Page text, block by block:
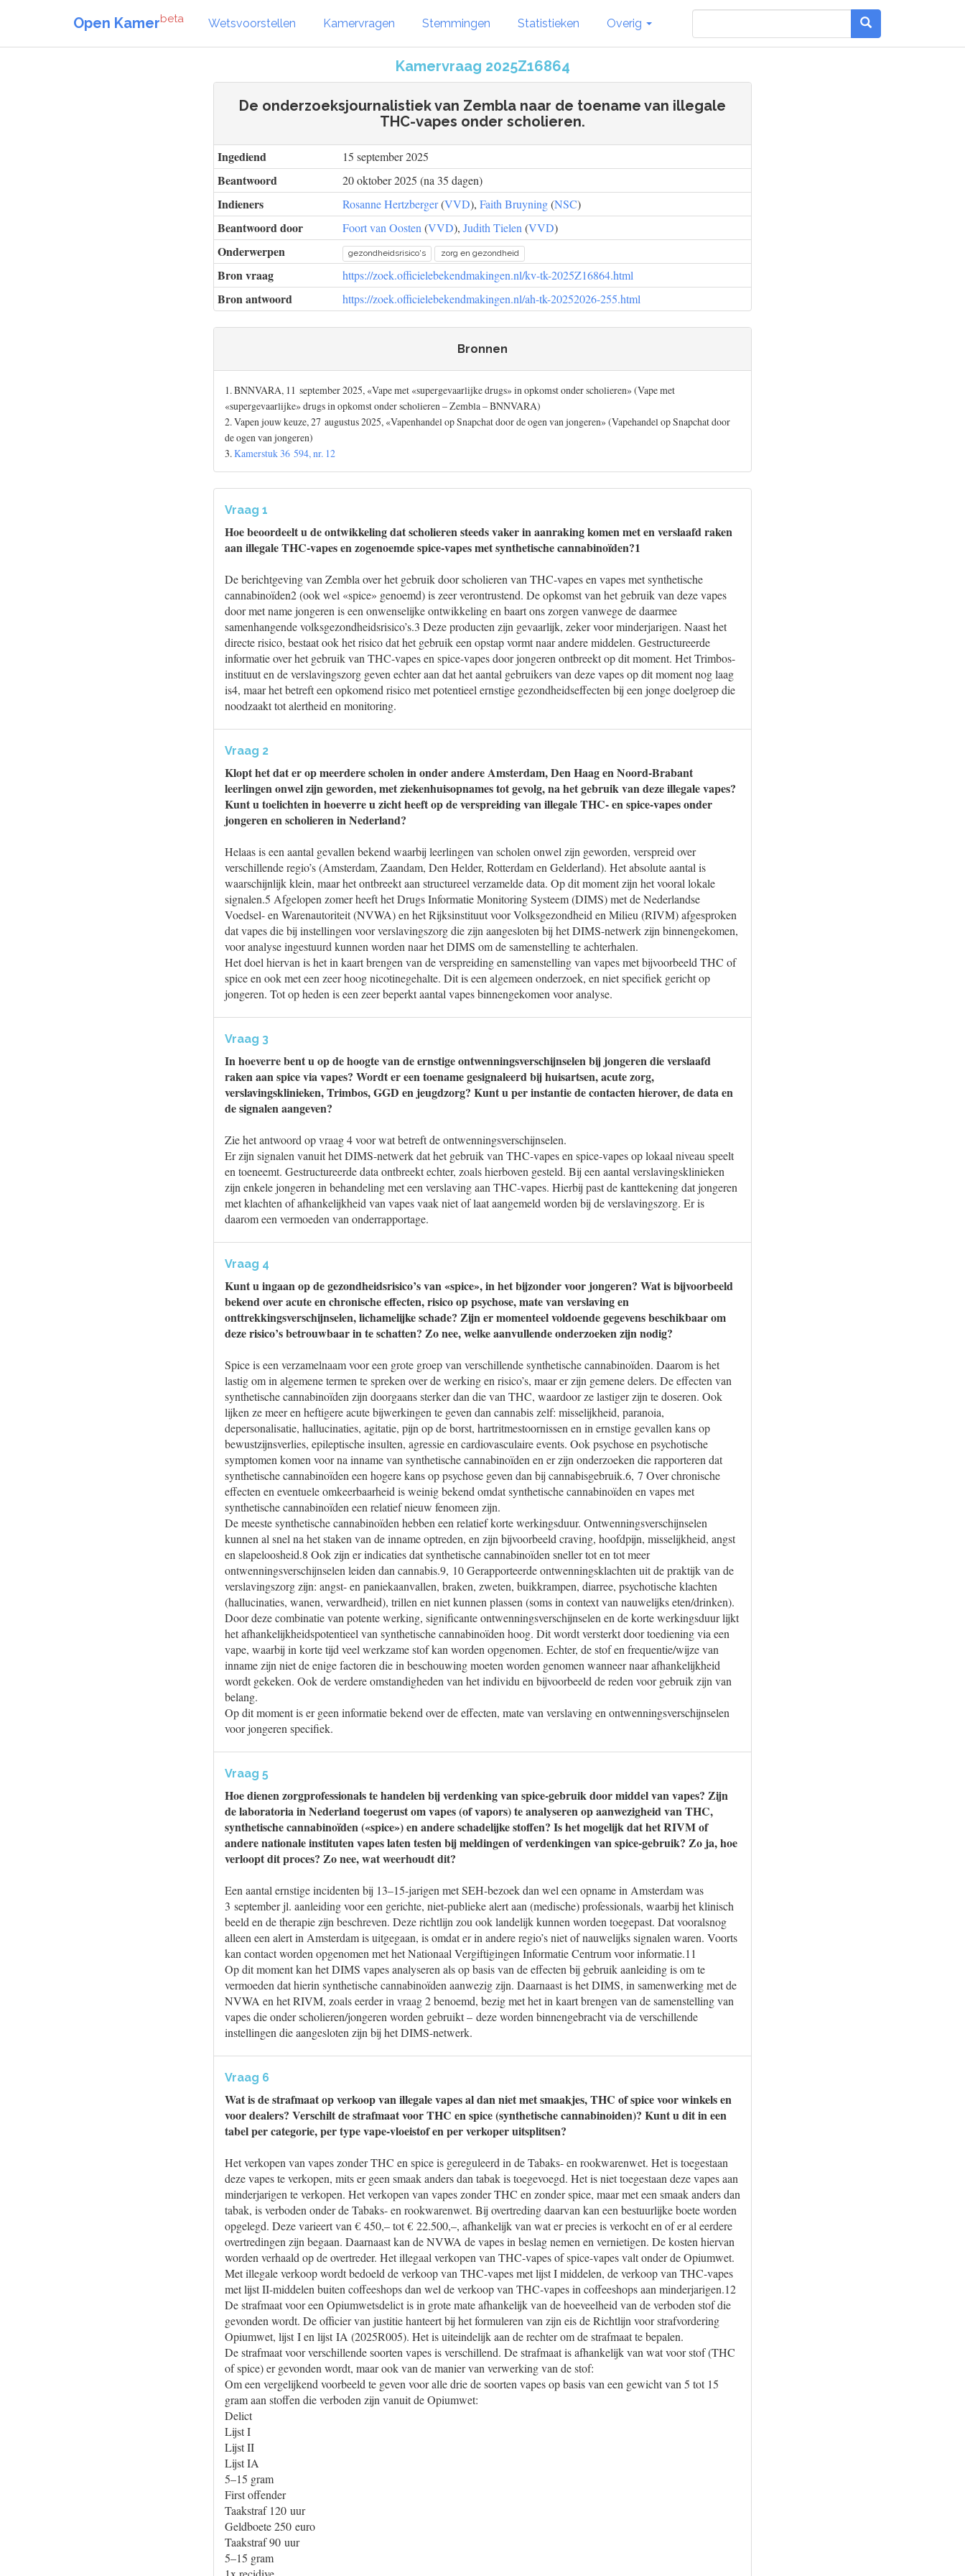
Open Kamerbeta Wetsvoorstellen Kamervragen Stemmingen Statistieken Overig
Kamervraag 2025Z16864
De onderzoeksjournalistiek van Zembla naar de toename van illegale
THC-vapes onder scholieren.
Ingediend 15 september 2025
Beantwoord 20 oktober 2025 (na 35 dagen)
Indieners Rosanne Hertzberger(VVD), Faith Bruyning(NSC)
Beantwoord door Foort van Oosten (VVD), Judith Tielen (VVD)
Onderwerpen gezondheidsrisico's zorg en gezondheid
Bron vraag https://zoek.officielebekendmakingen.nl/kv-tk-2025Z16864.html
Bron antwoord https://zoek.officielebekendmakingen.nl/ah-tk-20252026-255.html
Bronnen
1. BNNVARA, 11 september 2025, «Vape met «supergevaarlijke drugs» in opkomst onder scholieren» (Vape met
«supergevaarlijke» drugs in opkomst onder scholieren – Zembla – BNNVARA)
2. Vapen jouw keuze, 27 augustus 2025, «Vapenhandel op Snapchat door de ogen van jongeren» (Vapehandel op Snapchat door
de ogen van jongeren)
3.Kamerstuk 36 594, nr. 12
Vraag 1
Hoe beoordeelt u de ontwikkeling dat scholieren steeds vaker in aanraking komen met en verslaafd raken
aan illegale THC-vapes en zogenoemde spice-vapes met synthetische cannabinoïden?1
De berichtgeving van Zembla over het gebruik door scholieren van THC-vapes en vapes met synthetische
cannabinoïden2 (ook wel «spice» genoemd) is zeer verontrustend. De opkomst van het gebruik van deze vapes
door met name jongeren is een onwenselijke ontwikkeling en baart ons zorgen vanwege de daarmee
samenhangende volksgezondheidsrisico’s.3 Deze producten zijn gevaarlijk, zeker voor minderjarigen. Naast het
directe risico, bestaat ook het risico dat het gebruik een opstap vormt naar andere middelen. Gestructureerde
informatie over het gebruik van THC-vapes en spice-vapes door jongeren ontbreekt op dit moment. Het Trimbos-
instituut en de verslavingszorg geven echter aan dat het aantal gebruikers van deze vapes op dit moment nog laag
is4, maar het betreft een opkomend risico met potentieel ernstige gezondheidseffecten bij een jonge doelgroep die
noodzaakt tot alertheid en monitoring.
Vraag 2
Klopt het dat er op meerdere scholen in onder andere Amsterdam, Den Haag en Noord-Brabant
leerlingen onwel zijn geworden, met ziekenhuisopnames tot gevolg, na het gebruik van deze illegale vapes?
Kunt u toelichten in hoeverre u zicht heeft op de verspreiding van illegale THC- en spice-vapes onder
jongeren en scholieren in Nederland?
Helaas is een aantal gevallen bekend waarbij leerlingen van scholen onwel zijn geworden, verspreid over
verschillende regio’s (Amsterdam, Zaandam, Den Helder, Rotterdam en Gelderland). Het absolute aantal is
waarschijnlijk klein, maar het ontbreekt aan structureel verzamelde data. Op dit moment zijn het vooral lokale
signalen.5 Afgelopen zomer heeft het Drugs Informatie Monitoring Systeem (DIMS) met de Nederlandse
Voedsel- en Warenautoriteit (NVWA) en het Rijksinstituut voor Volksgezondheid en Milieu (RIVM) afgesproken
dat vapes die bij instellingen voor verslavingszorg die zijn aangesloten bij het DIMS-netwerk zijn binnengekomen,
voor analyse ingestuurd kunnen worden naar het DIMS om de samenstelling te achterhalen.
Het doel hiervan is het in kaart brengen van de verspreiding en samenstelling van vapes met bijvoorbeeld THC of
spice en ook met een zeer hoog nicotinegehalte. Dit is een algemeen onderzoek, en niet specifiek gericht op
jongeren. Tot op heden is een zeer beperkt aantal vapes binnengekomen voor analyse.
Vraag 3
In hoeverre bent u op de hoogte van de ernstige ontwenningsverschijnselen bij jongeren die verslaafd
raken aan spice via vapes? Wordt er een toename gesignaleerd bij huisartsen, acute zorg,
verslavingsklinieken, Trimbos, GGD en jeugdzorg? Kunt u per instantie de contacten hierover, de data en
de signalen aangeven?
Zie het antwoord op vraag 4 voor wat betreft de ontwenningsverschijnselen.
Er zijn signalen vanuit het DIMS-netwerk dat het gebruik van THC-vapes en spice-vapes op lokaal niveau speelt
en toeneemt. Gestructureerde data ontbreekt echter, zoals hierboven gesteld. Bij een aantal verslavingsklinieken
zijn enkele jongeren in behandeling met een verslaving aan THC-vapes. Hierbij past de kanttekening dat jongeren
met klachten of afhankelijkheid van vapes vaak niet of laat aangemeld worden bij de verslavingszorg. Er is
daarom een vermoeden van onderrapportage.
Vraag 4
Kunt u ingaan op de gezondheidsrisico’s van «spice», in het bijzonder voor jongeren? Wat is bijvoorbeeld
bekend over acute en chronische effecten, risico op psychose, mate van verslaving en
onttrekkingsverschijnselen, lichamelijke schade? Zijn er momenteel voldoende gegevens beschikbaar om
deze risico’s betrouwbaar in te schatten? Zo nee, welke aanvullende onderzoeken zijn nodig?
Spice is een verzamelnaam voor een grote groep van verschillende synthetische cannabinoïden. Daarom is het
lastig om in algemene termen te spreken over de werking en risico’s, maar er zijn gemene delers. De effecten van
synthetische cannabinoïden zijn doorgaans sterker dan die van THC, waardoor ze lastiger zijn te doseren. Ook
lijken ze meer en heftigere acute bijwerkingen te geven dan cannabis zelf: misselijkheid, paranoia,
depersonalisatie, hallucinaties, agitatie, pijn op de borst, hartritmestoornissen en in ernstige gevallen kans op
bewustzijnsverlies, epileptische insulten, agressie en cardiovasculaire events. Ook psychose en psychotische
symptomen komen voor na inname van synthetische cannabinoïden en er zijn onderzoeken die rapporteren dat
synthetische cannabinoïden een hogere kans op psychose geven dan bij cannabisgebruik.6, 7 Over chronische
effecten en eventuele omkeerbaarheid is weinig bekend omdat synthetische cannabinoïden en vapes met
synthetische cannabinoïden een relatief nieuw fenomeen zijn.
De meeste synthetische cannabinoïden hebben een relatief korte werkingsduur. Ontwenningsverschijnselen
kunnen al snel na het staken van de inname optreden, en zijn bijvoorbeeld craving, hoofdpijn, misselijkheid, angst
en slapeloosheid.8 Ook zijn er indicaties dat synthetische cannabinoïden sneller tot en tot meer
ontwenningsverschijnselen leiden dan cannabis.9, 10 Gerapporteerde ontwenningsklachten uit de praktijk van de
verslavingszorg zijn: angst- en paniekaanvallen, braken, zweten, buikkrampen, diarree, psychotische klachten
(hallucinaties, wanen, verwardheid), trillen en niet kunnen plassen (soms in context van nauwelijks eten/drinken).
Door deze combinatie van potente werking, significante ontwenningsverschijnselen en de korte werkingsduur lijkt
het afhankelijkheidspotentieel van synthetische cannabinoïden hoog. Dit wordt versterkt door toediening via een
vape, waarbij in korte tijd veel werkzame stof kan worden opgenomen. Echter, de stof en frequentie/wijze van
inname zijn niet de enige factoren die in beschouwing moeten worden genomen wanneer naar afhankelijkheid
wordt gekeken. Ook de verdere omstandigheden van het individu en bijvoorbeeld de reden voor gebruik zijn van
belang.
Op dit moment is er geen informatie bekend over de effecten, mate van verslaving en ontwenningsverschijnselen
voor jongeren specifiek.
Vraag 5
Hoe dienen zorgprofessionals te handelen bij verdenking van spice-gebruik door middel van vapes? Zijn
de laboratoria in Nederland toegerust om vapes (of vapors) te analyseren op aanwezigheid van THC,
synthetische cannabinoïden («spice») en andere schadelijke stoffen? Is het mogelijk dat het RIVM of
andere nationale instituten vapes laten testen bij meldingen of verdenkingen van spice-gebruik? Zo ja, hoe
verloopt dit proces? Zo nee, wat weerhoudt dit?
Een aantal ernstige incidenten bij 13–15-jarigen met SEH-bezoek dan wel een opname in Amsterdam was
3 september jl. aanleiding voor een gerichte, niet-publieke alert aan (medische) professionals, waarbij het klinisch
beeld en de therapie zijn beschreven. Deze richtlijn zou ook landelijk kunnen worden toegepast. Dat vooralsnog
alleen een alert in Amsterdam is uitgegaan, is omdat er in andere regio’s niet of nauwelijks signalen waren. Voorts
kan contact worden opgenomen met het Nationaal Vergiftigingen Informatie Centrum voor informatie.11
Op dit moment kan het DIMS vapes analyseren als op basis van de effecten bij gebruik aanleiding is om te
vermoeden dat hierin synthetische cannabinoïden aanwezig zijn. Daarnaast is het DIMS, in samenwerking met de
NVWA en het RIVM, zoals eerder in vraag 2 benoemd, bezig met het in kaart brengen van de samenstelling van
vapes die onder scholieren/jongeren worden gebruikt – deze worden binnengebracht via de verschillende
instellingen die aangesloten zijn bij het DIMS-netwerk.
Vraag 6
Wat is de strafmaat op verkoop van illegale vapes al dan niet met smaakjes, THC of spice voor winkels en
voor dealers? Verschilt de strafmaat voor THC en spice (synthetische cannabinoiden)? Kunt u dit in een
tabel per categorie, per type vape-vloeistof en per verkoper uitsplitsen?
Het verkopen van vapes zonder THC en spice is gereguleerd in de Tabaks- en rookwarenwet. Het is toegestaan
deze vapes te verkopen, mits er geen smaak anders dan tabak is toegevoegd. Het is niet toegestaan deze vapes aan
minderjarigen te verkopen. Het verkopen van vapes zonder THC en zonder spice, maar met een smaak anders dan
tabak, is verboden onder de Tabaks- en rookwarenwet. Bij overtreding daarvan kan een bestuurlijke boete worden
opgelegd. Deze varieert van € 450,– tot € 22.500,–, afhankelijk van wat er precies is verkocht en of er al eerdere
overtredingen zijn begaan. Daarnaast kan de NVWA de vapes in beslag nemen en vernietigen. De kosten hiervan
worden verhaald op de overtreder. Het illegaal verkopen van THC-vapes of spice-vapes valt onder de Opiumwet.
Met illegale verkoop wordt bedoeld de verkoop van THC-vapes met lijst I middelen, de verkoop van THC-vapes
met lijst II-middelen buiten coffeeshops dan wel de verkoop van THC-vapes in coffeeshops aan minderjarigen.12
De strafmaat voor een Opiumwetsdelict is in grote mate afhankelijk van de hoeveelheid van de verboden stof die
gevonden wordt. De officier van justitie hanteert bij het formuleren van zijn eis de Richtlijn voor strafvordering
Opiumwet, lijst I en lijst IA (2025R005). Het is uiteindelijk aan de rechter om de strafmaat te bepalen.
De strafmaat voor verschillende soorten vapes is verschillend. De strafmaat is afhankelijk van wat voor stof (THC
of spice) er gevonden wordt, maar ook van de manier van verwerking van de stof:
Om een vergelijkend voorbeeld te geven voor alle drie de soorten vapes op basis van een gewicht van 5 tot 15
gram aan stoffen die verboden zijn vanuit de Opiumwet:
Delict
Lijst I
Lijst II
Lijst IA
5–15 gram
First offender
Taakstraf 120 uur
Geldboete 250 euro
Taakstraf 90 uur
5–15 gram